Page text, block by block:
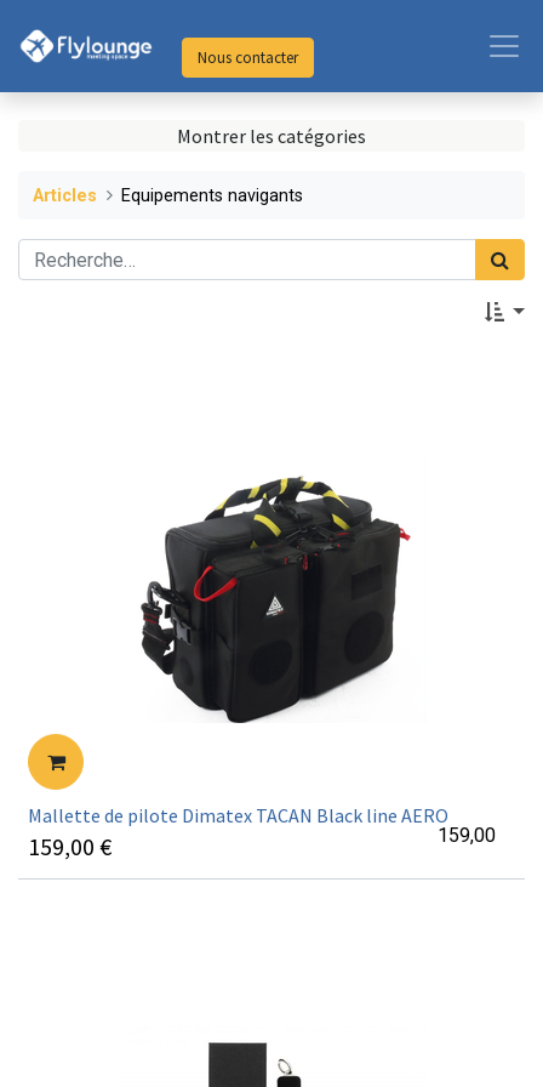
Nous contacter
Montrer les catégories
Articles Equipements navigants
Mallette de pilote Dimatex TACAN Black line AERO
159,00 € 159,00